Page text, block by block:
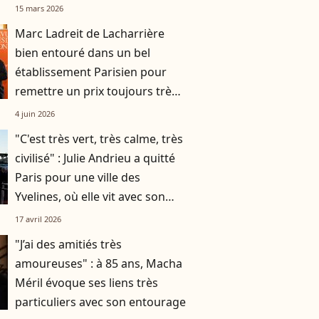
projet lié aux neurosciences
15 mars 2026
Marc Ladreit de Lacharrière
bien entouré dans un bel
établissement Parisien pour
remettre un prix toujours très
attendu
4 juin 2026
"C'est très vert, très calme, très
civilisé" : Julie Andrieu a quitté
Paris pour une ville des
Yvelines, où elle vit avec son
mari et leurs deux enfants
17 avril 2026
"J’ai des amitiés très
amoureuses" : à 85 ans, Macha
Méril évoque ses liens très
particuliers avec son entourage